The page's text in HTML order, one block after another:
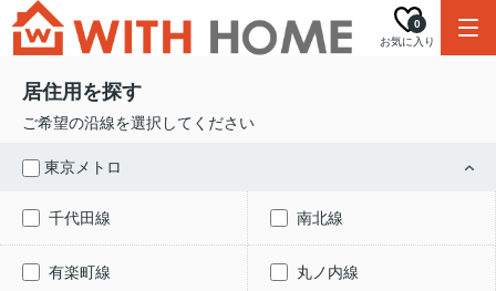
お気に入り
0
居住用を探す
ご希望の沿線を選択してください
東京メトロ
千代田線 南北線
有楽町線 丸ノ内線